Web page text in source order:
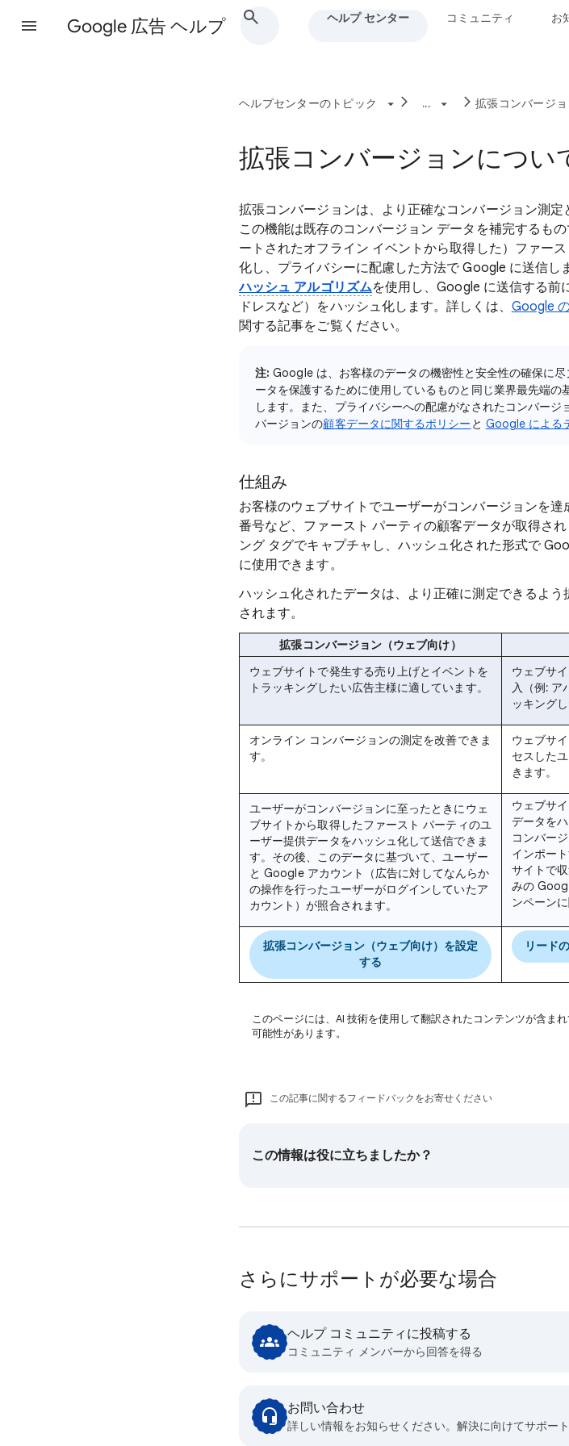
Google 広告 ヘルプ ヘルプ センター コミュニティ お
ヘルプセンターのトピック ... 拡張コンバージ
拡張コンバージョンについ
拡張コンバージョンは、より正確なコンバージョン測定
この機能は既存のコンバージョン データを補完するも
ートされたオフライン イベントから取得した）ファー
化し、プライバシーに配慮した方法で Google に送信し
ハッシュ アルゴリズムを使用し、Google に送信する前
ドレスなど）をハッシュ化します。詳しくは、 Google
関する記事をご覧ください。
注: Google は、お客様のデータの機密性と安全性の確保に
ータを保護するために使用しているものと同じ業界最先端
します。また、プライバシーへの配慮がなされたコンバー
バージョンの顧客データに関するポリシー と Google による
仕組み
お客様のウェブサイトでユーザーがコンバージョンを
番号など、ファースト パーティの顧客データが取得さ
ング タグでキャプチャし、ハッシュ化された形式で
に使用できます。
ハッシュ化されたデータは、より正確に測定できるよ
されます。
拡張コンバージョン（ウェブ向け）
ウェブサイトで発生する売り上げとイベントを
トラッキングしたい広告主様に適しています。
ウェブサ
入（例: ア
ッキング
オンライン コンバージョンの測定を改善できま
す。
ウェブサ
セスした
きます。
ユーザーがコンバージョンに至ったときにウェ
ブサイトから取得したファースト パーティのユ
ーザー提供データをハッシュ化して送信できま
す。その後、このデータに基づいて、ユーザー
と Google アカウント（広告に対してなんらか
の操作を行ったユーザーがログインしていたア
カウント）が照合されます。
ウェブサ
データを
コンバー
インポー
サイトで
みの
ンペーン
拡張コンバージョン（ウェブ向け）を設定
する
リード
このページには、AI 技術を使用して翻訳されたコンテンツが含ま
可能性があります。
この記事に関するフィードバックをお寄せください
この情報は役に立ちましたか？
さらにサポートが必要な場合
ヘルプ コミュニティに投稿する
コミュニティ メンバーから回答を得る
お問い合わせ
詳しい情報をお知らせください。解決に向けてサポート